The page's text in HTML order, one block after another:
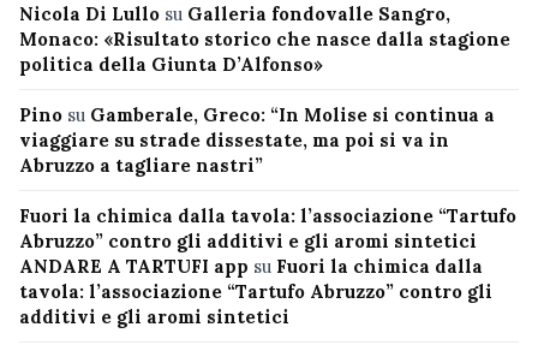
Nicola Di Lullo su Galleria fondovalle Sangro,
Monaco: «Risultato storico che nasce dalla stagione
politica della Giunta D’Alfonso»
Pino su Gamberale, Greco: “In Molise si continua a
viaggiare su strade dissestate, ma poi si va in
Abruzzo a tagliare nastri”
Fuori la chimica dalla tavola: l’associazione “Tartufo
Abruzzo” contro gli additivi e gli aromi sintetici
ANDARE A TARTUFI app su Fuori la chimica dalla
tavola: l’associazione “Tartufo Abruzzo” contro gli
additivi e gli aromi sintetici